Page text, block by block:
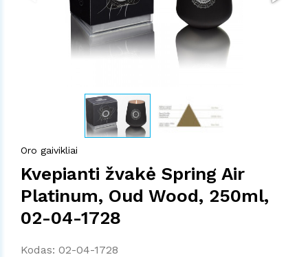
Oro gaivikliai
Kvepianti žvakė Spring Air
Platinum, Oud Wood, 250ml,
02-04-1728
Kodas: 02-04-1728